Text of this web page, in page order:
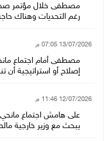
مصطفى خلال مؤتمر
رغم التحديات وهناك
13/07/2026 07:05 م
مصطفى أمام اجتماع
إصلاح أو استراتيجية
12/07/2026 11:46 م
على هامش اجتماع
يبحث مع وزير خارجية